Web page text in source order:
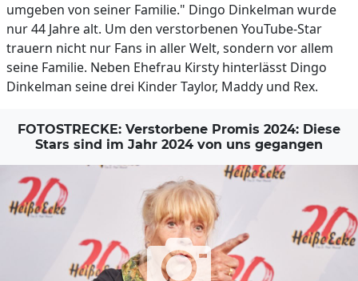
umgeben von seiner Familie." Dingo Dinkelman wurde
nur 44 Jahre alt. Um den verstorbenen YouTube-Star
trauern nicht nur Fans in aller Welt, sondern vor allem
seine Familie. Neben Ehefrau Kirsty hinterlässt Dingo
Dinkelman seine drei Kinder Taylor, Maddy und Rex.
FOTOSTRECKE: Verstorbene Promis 2024: Diese
Stars sind im Jahr 2024 von uns gegangen